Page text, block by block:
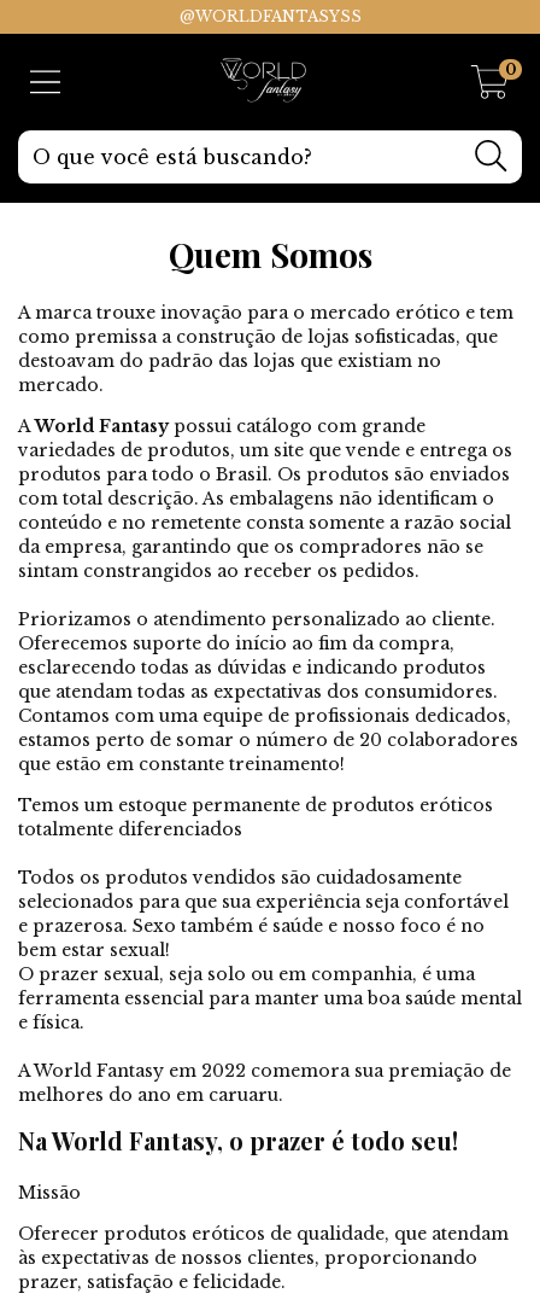
@WORLDFANTASYSS
0
Quem Somos
A marca trouxe inovação para o mercado erótico e tem
como premissa a construção de lojas sofisticadas, que
destoavam do padrão das lojas que existiam no
mercado.
AWorld Fantasypossui catálogo com grande
variedades de produtos, um site que vende e entrega os
produtos para todo o Brasil. Os produtos são enviados
com total descrição. As embalagens não identificam o
conteúdo e no remetente consta somente a razão social
da empresa, garantindo que os compradores não se
sintam constrangidos ao receber os pedidos.
Priorizamos o atendimento personalizado ao cliente.
Oferecemos suporte do início ao fim da compra,
esclarecendo todas as dúvidas e indicando produtos
que atendam todas as expectativas dos consumidores.
Contamos com uma equipe de profissionais dedicados,
estamos perto de somar o número de 20 colaboradores
que estão em constante treinamento!
Temos um estoque permanente de produtos eróticos
totalmente diferenciados
Todos os produtos vendidos são cuidadosamente
selecionados para que sua experiência seja confortável
e prazerosa. Sexo também é saúde e nosso foco é no
bem estar sexual!
O prazer sexual, seja solo ou em companhia, é uma
ferramenta essencial para manter uma boa saúde mental
e física.
A World Fantasy em 2022 comemora sua premiação de
melhores do ano em caruaru.
Na World Fantasy, o prazer é todo seu!
Missão
Oferecer produtos eróticos de qualidade, que atendam
às expectativas de nossos clientes, proporcionando
prazer, satisfação e felicidade.